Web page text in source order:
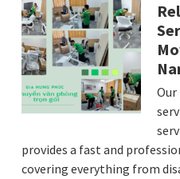
provides a fast and
covering everything from